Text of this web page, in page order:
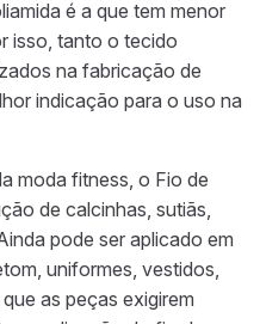
é a que tem menor
isso, tanto o tecido
na fabricação de
indicação para o uso na
moda fitness, o Fio de
de calcinhas, sutiãs,
pode ser aplicado em
uniformes, vestidos,
as peças exigirem